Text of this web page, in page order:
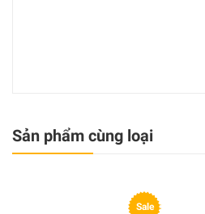
Sản phẩm cùng loại
Sale